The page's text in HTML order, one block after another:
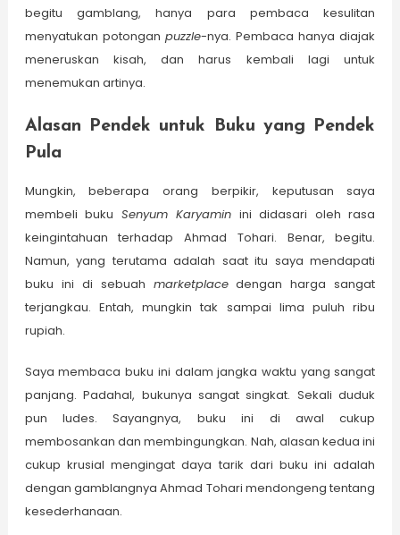
begitu gamblang, hanya para pembaca kesulitan
menyatukan potongan puzzle-nya. Pembaca hanya diajak
meneruskan kisah, dan harus kembali lagi untuk
menemukan artinya.
Alasan Pendek untuk Buku yang Pendek
Pula
Mungkin, beberapa orang berpikir, keputusan saya
membeli buku Senyum Karyamin ini didasari oleh rasa
keingintahuan terhadap Ahmad Tohari. Benar, begitu.
Namun, yang terutama adalah saat itu saya mendapati
buku ini di sebuah marketplacedengan harga sangat
terjangkau. Entah, mungkin tak sampai lima puluh ribu
rupiah.
Saya membaca buku ini dalam jangka waktu yang sangat
panjang. Padahal, bukunya sangat singkat. Sekali duduk
pun ludes. Sayangnya, buku ini di awal cukup
membosankan dan membingungkan. Nah, alasan kedua ini
cukup krusial mengingat daya tarik dari buku ini adalah
dengan gamblangnya Ahmad Tohari mendongeng tentang
kesederhanaan.